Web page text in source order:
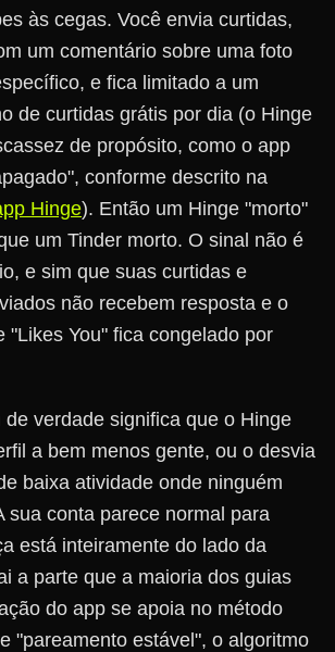
às cegas. Você envia curtidas,
um comentário sobre uma foto
e fica limitado a um
de curtidas grátis por dia (o Hinge
de propósito, como o app
conforme descrito na
Hinge). Então um Hinge "morto"
um Tinder morto. O sinal não é
e sim que suas curtidas e
não recebem resposta e o
"Likes You" fica congelado por
de verdade significa que o Hinge
a bem menos gente, ou o desvia
baixa atividade onde ninguém
sua conta parece normal para
está inteiramente do lado da
a parte que a maioria dos guias
do app se apoia no método
"pareamento estável", o algoritmo